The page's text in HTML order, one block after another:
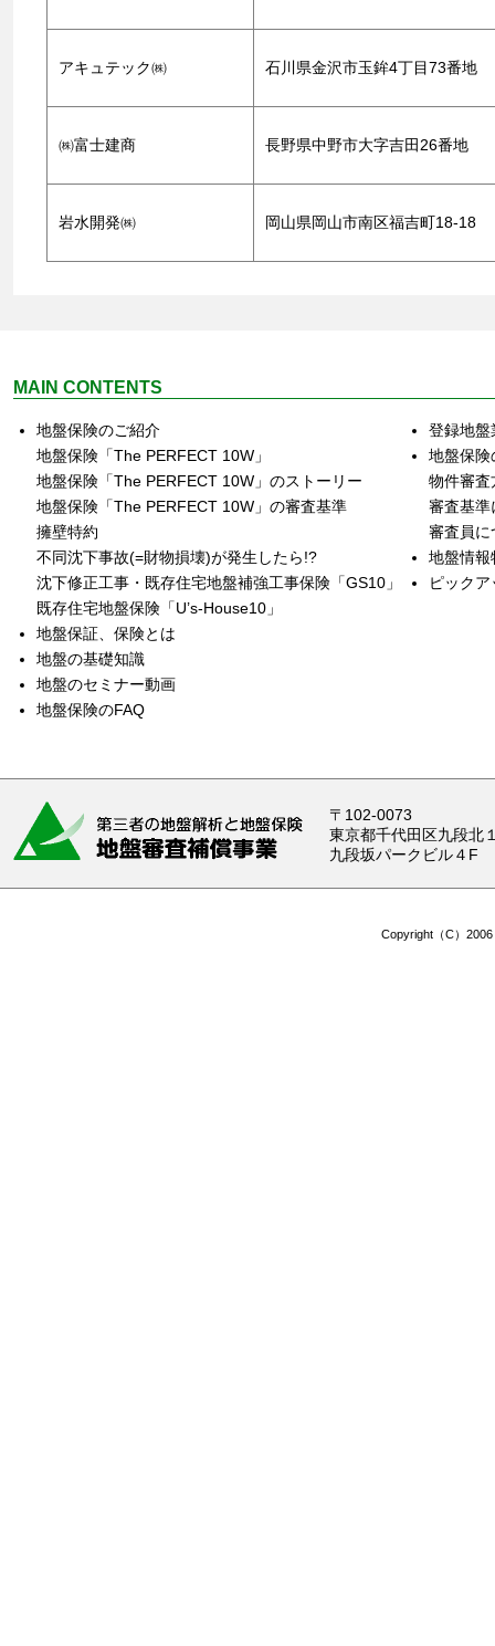
アキュテック㈱ 石川県金沢市玉鉾4丁目73番地
㈱富士建商 長野県中野市大字吉田26番地
岩水開発㈱ 岡山県岡山市南区福吉町18-18
MAIN CONTENTS
地盤保険のご紹介
地盤保険「The PERFECT 10W」
地盤保険「The PERFECT 10W」のストーリー
地盤保険「The PERFECT 10W」の審査基準
擁壁特約
不同沈下事故(=財物損壊)が発生したら!?
沈下修正工事・既存住宅地盤補強工事保険「GS10」
既存住宅地盤保険「U’s‐House10」
地盤保証、保険とは
地盤の基礎知識
地盤のセミナー動画
地盤保険のFAQ
登録地盤
地盤保険
物件審査
審査基準
審査員に
地盤情報
ピック
〒102-0073
東京都千代田区九段北
九段坂パークビル４F
Copyright（C）